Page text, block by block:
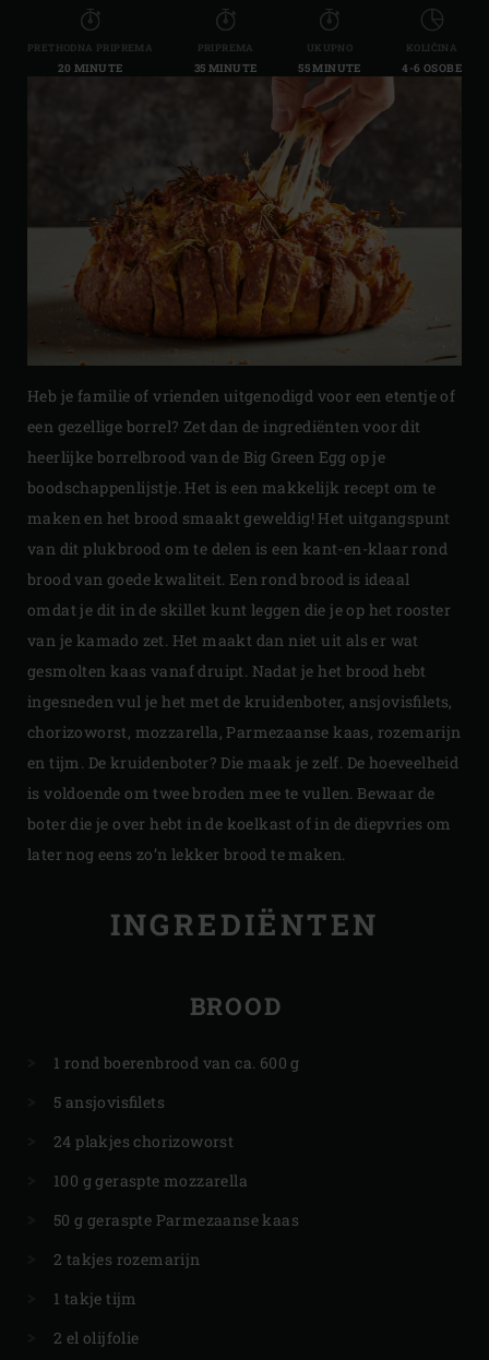
PRETHODNA PRIPREMA
20 MINUTE
PRIPREMA
35 MINUTE
UKUPNO
55 MINUTE
KOLIČINA
4-6 OSOBE
Heb je familie of vrienden uitgenodigd voor een etentje of
een gezellige borrel? Zet dan de ingrediënten voor dit
heerlijke borrelbrood van de Big Green Egg op je
boodschappenlijstje. Het is een makkelijk recept om te
maken en het brood smaakt geweldig! Het uitgangspunt
van dit plukbrood om te delen is een kant-en-klaar rond
brood van goede kwaliteit. Een rond brood is ideaal
omdat je dit in de skillet kunt leggen die je op het rooster
van je kamado zet. Het maakt dan niet uit als er wat
gesmolten kaas vanaf druipt. Nadat je het brood hebt
ingesneden vul je het met de kruidenboter, ansjovisfilets,
chorizoworst, mozzarella, Parmezaanse kaas, rozemarijn
en tijm. De kruidenboter? Die maak je zelf. De hoeveelheid
is voldoende om twee broden mee te vullen. Bewaar de
boter die je over hebt in de koelkast of in de diepvries om
later nog eens zo’n lekker brood te maken.
INGREDIËNTEN
BROOD
1 rond boerenbrood van ca. 600 g
5 ansjovisfilets
24 plakjes chorizoworst
100 g geraspte mozzarella
50 g geraspte Parmezaanse kaas
2 takjes rozemarijn
1 takje tijm
2 el olijfolie